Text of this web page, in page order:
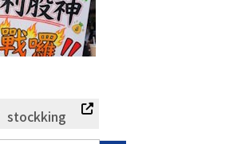
stockking